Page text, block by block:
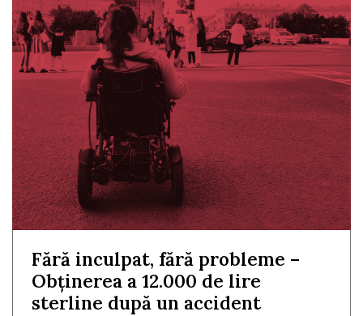
Fără inculpat, fără probleme –
Obținerea a 12.000 de lire
sterline după un accident